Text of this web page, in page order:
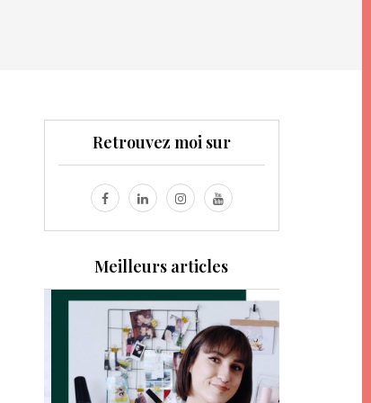
Retrouvez moi sur
Meilleurs articles